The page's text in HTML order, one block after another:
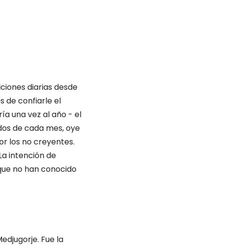
diarias desde
de confiarle el
una vez al año - el
de cada mes, oye
los no creyentes.
intención de
no han conocido
Fue la